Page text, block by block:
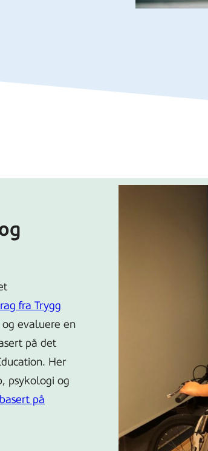
opplæringsmodell
gir
fra Trygg
evaluere en
på det
Her
psykologi og
på